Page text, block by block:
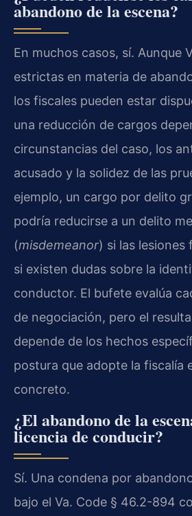
abandono de la escena?
En muchos casos, sí. Aunque
estrictas en materia de
los fiscales pueden estar
una reducción de cargos
circunstancias del caso, los
acusado y la solidez de las
ejemplo, un cargo por delito
podría reducirse a un delito
(misdemeanor) si las lesiones
si existen dudas sobre la
conductor. El bufete evalúa
de negociación, pero el
depende de los hechos
postura que adopte la fiscalía
concreto.
¿El abandono de la
licencia de conducir?
Sí. Una condena por
bajo el Va. Code § 46.2-894